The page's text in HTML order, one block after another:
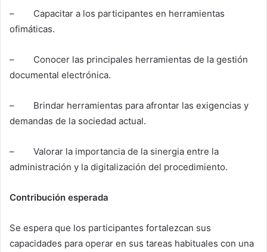
– Capacitar a los participantes en herramientas
ofimáticas.
– Conocer las principales herramientas de la gestión
documental electrónica.
– Brindar herramientas para afrontar las exigencias y
demandas de la sociedad actual.
– Valorar la importancia de la sinergia entre la
administración y la digitalización del procedimiento.
Contribución esperada
Se espera que los participantes fortalezcan sus
capacidades para operar en sus tareas habituales con una